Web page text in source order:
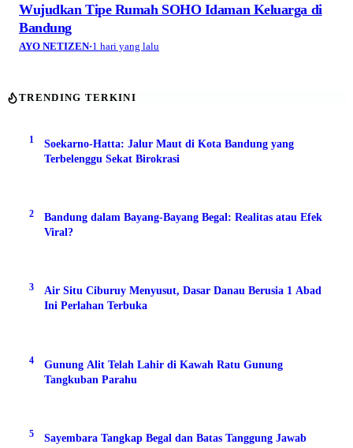
Wujudkan Tipe Rumah SOHO Idaman Keluarga di
Bandung
AYO NETIZEN·1 hari yang lalu
TRENDING TERKINI
1
Soekarno-Hatta: Jalur Maut di Kota Bandung yang
Terbelenggu Sekat Birokrasi
2
Bandung dalam Bayang-Bayang Begal: Realitas atau Efek
Viral?
3
Air Situ Ciburuy Menyusut, Dasar Danau Berusia 1 Abad
Ini Perlahan Terbuka
4
Gunung Alit Telah Lahir di Kawah Ratu Gunung
Tangkuban Parahu
5
Sayembara Tangkap Begal dan Batas Tanggung Jawab